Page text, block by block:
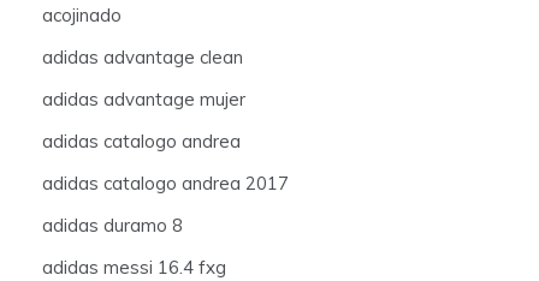
acojinado
adidas advantage clean
adidas advantage mujer
adidas catalogo andrea
adidas catalogo andrea 2017
adidas duramo 8
adidas messi 16.4 fxg